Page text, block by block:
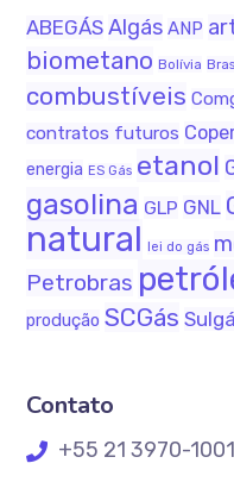
ABEGÁS Algás ANP
biometano Bolívia
combustíveis
contratos futuros
energia ES Gás etanol
gasolina GLP GNL
natural lei do gás
Petrobras
produção SCGás
Contato
+55 21 3970-